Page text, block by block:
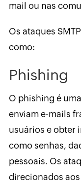
mail ou nas
Os ataques
como:
Phishing
O phishing é
enviam e-mails
usuários e obter
como senhas,
pessoais. Os
direcionados aos